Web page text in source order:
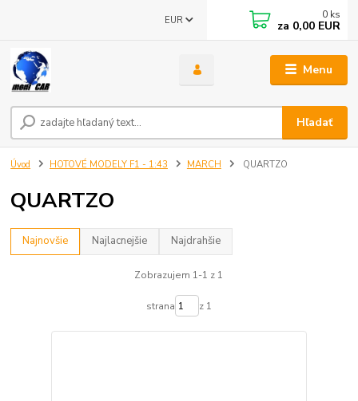
Menu
EUR
Hľadať
0 ks
za 0,00 EUR
Úvod HOTOVÉ MODELY F1 - 1:43 MARCH QUARTZO
QUARTZO
Najnovšie Najlacnejšie Najdrahšie
Zobrazujem 1-1 z 1
strana z 1